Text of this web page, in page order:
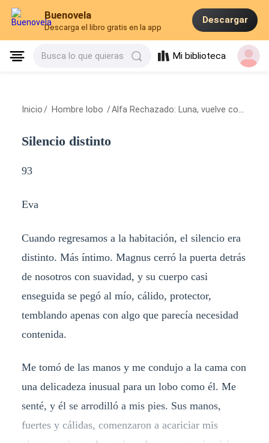
Buenovela
Descarga el libro gratis en la app
Descargar
Busca lo que quieras Mi biblioteca
Inicio / Hombre lobo /Alfa Rechazado: Luna, vuelve con mis cachorros
Silencio distinto
93
Eva
Cuando regresamos a la habitación, el silencio era
distinto. Más íntimo. Magnus cerró la puerta detrás
de nosotros con suavidad, y su cuerpo casi
enseguida se pegó al mío, cálido, protector,
temblando apenas con algo que parecía necesidad
contenida.
Me tomó de las manos y me condujo a la cama con
una delicadeza inusual para un lobo como él. Me
senté, y él se arrodilló a mis pies. Sus manos,
fuertes y cálidas, comenzaron a acariciar mis